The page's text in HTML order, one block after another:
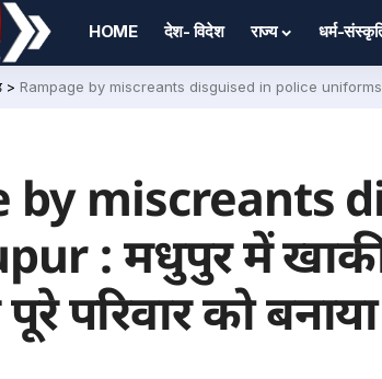
HOME देश- विदेश राज्य धर्म-
> Rampage by miscreants disguised in police uniforms in
by miscreants
: मधुपुर में
पूरे परिवार को